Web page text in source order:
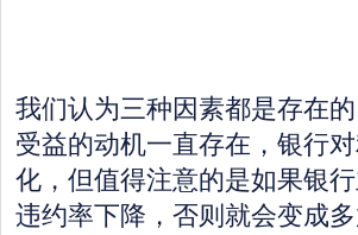
我们认为三种因素都是存在
受益的动机一直存在，银行
化，但值得注意的是如果银
违约率下降，否则就会变成